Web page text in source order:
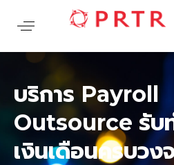
บริการ Payroll
Outsource รับ
เงินเดือนครบวง